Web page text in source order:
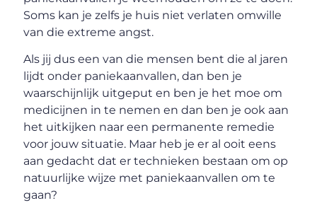
Soms kan je zelfs je huis niet verlaten omwille
van die extreme angst.
Als jij dus een van die mensen bent die al jaren
lijdt onder paniekaanvallen, dan ben je
waarschijnlijk uitgeput en ben je het moe om
medicijnen in te nemen en dan ben je ook aan
het uitkijken naar een permanente remedie
voor jouw situatie. Maar heb je er al ooit eens
aan gedacht dat er technieken bestaan om op
natuurlijke wijze met paniekaanvallen om te
gaan?